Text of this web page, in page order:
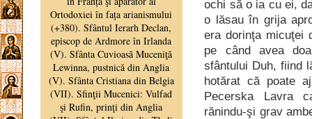
ochi să o ia cu ei,
o lăsau în grija
era dorinţa micuţei
pe când avea
sfântului Duh, fiind
hotărat că poate
Pecerska Lavra
rănindu-şi grav